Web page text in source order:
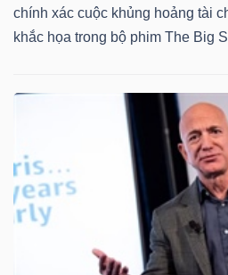
chính xác cuộc khủng hoảng tài
khắc họa trong bộ phim The Big
tài
chính
Công
cụ
đầu